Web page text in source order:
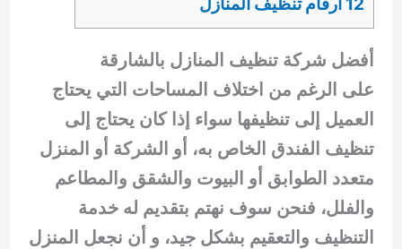
أفضل شركة تنظيف المنازل بالشارقة
على الرغم من اختلاف المساحات التي يحتاج
العميل إلى تنظيفها سواء إذا كان يحتاج إلى
تنظيف الفندق الخاص به، أو الشركة أو المنزل
متعدد الطوابق أو البيوت والشقق والمطاعم
والفلل، فنحن سوف نهتم بتقديم له خدمة
التنظيف والتعقيم بشكل جيد، و أن نجعل المنزل